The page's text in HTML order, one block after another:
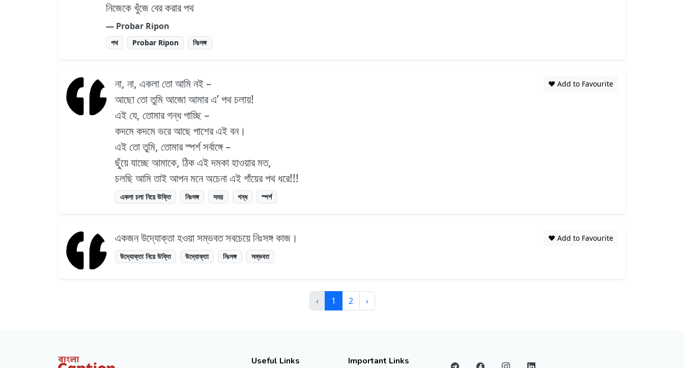
নিজেকে খুঁজে বের করার পথ
― Probar Ripon
পথ Probar Ripon নিঃসঙ্গ
না, না, একলা তো আমি নই –
আছো তো তুমি আজো আমার এ’ পথ চলায়!
এই যে, তোমার গন্ধ পাচ্ছি –
কদমে কদমে ভরে আছে পাশের এই বন।
এই তো তুমি, তোমার স্পর্শ সর্বাঙ্গে –
ছুঁয়ে যাচ্ছে আমাকে, ঠিক এই দমকা হাওয়ার মত,
চলছি আমি তাই আপন মনে অচেনা এই গাঁয়ের পথ ধরে!!!
একলা চলা নিয়ে উক্তি নিঃসঙ্গ সময় গন্ধ স্পর্শ
❤️ Add to Favourite
একজন উদ্যোক্তা হওয়া সম্ভবত সবচেয়ে নিঃসঙ্গ কাজ।
উদ্যোক্তা নিয়ে উক্তি উদ্যোক্তা নিঃসঙ্গ সম্ভবত
❤️ Add to Favourite
‹ 1 2 ›
Useful Links Important Links